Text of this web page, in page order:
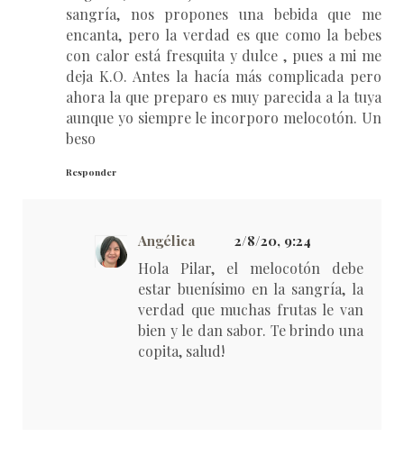
sangría, nos propones una bebida que me
encanta, pero la verdad es que como la bebes
con calor está fresquita y dulce , pues a mi me
deja K.O. Antes la hacía más complicada pero
ahora la que preparo es muy parecida a la tuya
aunque yo siempre le incorporo melocotón. Un
beso
Responder
Angélica 2/8/20, 9:24
Hola Pilar, el melocotón debe
estar buenísimo en la sangría, la
verdad que muchas frutas le van
bien y le dan sabor. Te brindo una
copita, salud!